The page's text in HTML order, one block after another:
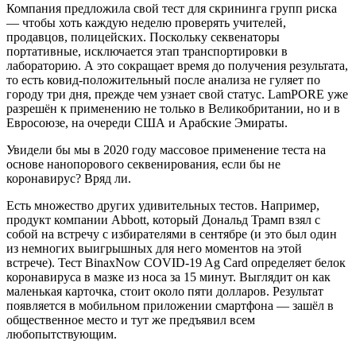
Компания предложила свой тест для скрининга групп риска
— чтобы хоть каждую неделю проверять учителей,
продавцов, полицейских. Поскольку секвенаторы
портативные, исключается этап транспортировки в
лабораторию. А это сокращает время до получения результата,
то есть ковид-положительный после анализа не гуляет по
городу три дня, прежде чем узнает свой статус. LamPORE уже
разрешён к применению не только в Великобритании, но и в
Евросоюзе, на очереди США и Арабские Эмираты.
Увидели бы мы в 2020 году массовое применение теста на
основе нанопорового секвенирования, если бы не
коронавирус? Вряд ли.
Есть множество других удивительных тестов. Например,
продукт компании Abbott, который Дональд Трамп взял с
собой на встречу с избирателями в сентябре (и это был один
из немногих выигрышных для него моментов на этой
встрече). Тест BinaxNow COVID-19 Ag Card определяет белок
коронавируса в мазке из носа за 15 минут. Выглядит он как
маленькая карточка, стоит около пяти долларов. Результат
появляется в мобильном приложении смартфона — зашёл в
общественное место и тут же предъявил всем
любопытствующим.